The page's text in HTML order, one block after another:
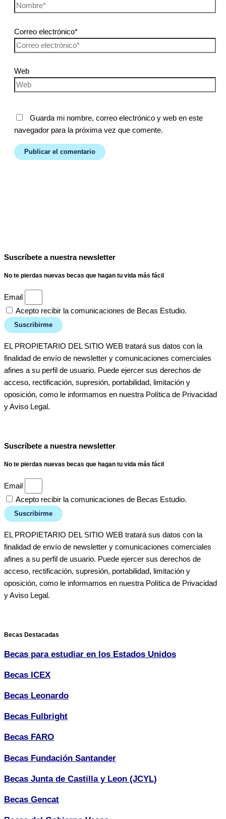
Correo electrónico*
Web
Guarda mi nombre, correo electrónico y web en este
navegador para la próxima vez que comente.
Suscríbete a nuestra newsletter
No te pierdas nuevas becas que hagan tu vida más fácil
Email
Acepto recibir la comunicaciones de Becas Estudio.
Suscribirme
EL PROPIETARIO DEL SITIO WEB tratará sus datos con la
finalidad de envío de newsletter y comunicaciones comerciales
afines a su perfil de usuario. Puede ejercer sus derechos de
acceso, rectificación, supresión, portabilidad, limitación y
oposición, como le informamos en nuestra Política de Privacidad
y Aviso Legal.
Suscríbete a nuestra newsletter
No te pierdas nuevas becas que hagan tu vida más fácil
Email
Acepto recibir la comunicaciones de Becas Estudio.
Suscribirme
EL PROPIETARIO DEL SITIO WEB tratará sus datos con la
finalidad de envío de newsletter y comunicaciones comerciales
afines a su perfil de usuario. Puede ejercer sus derechos de
acceso, rectificación, supresión, portabilidad, limitación y
oposición, como le informamos en nuestra Política de Privacidad
y Aviso Legal.
Becas Destacadas
Becas para estudiar en los Estados Unidos
Becas ICEX
Becas Leonardo
Becas Fulbright
Becas FARO
Becas Fundación Santander
Becas Junta de Castilla y Leon (JCYL)
Becas Gencat